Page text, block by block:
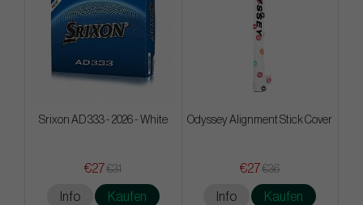
Srixon AD 333 - 2026 - White
€27€31
Info Kaufen
Odyssey Alignment Stick Cover
€27€36
Info Kaufen